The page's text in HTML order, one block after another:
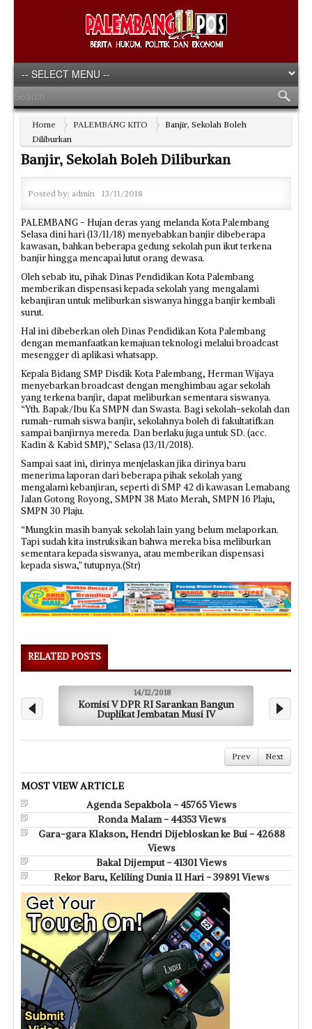
Home PALEMBANG KITO
Banjir, Sekolah Boleh
Diliburkan
Banjir, Sekolah Boleh Diliburkan
Posted by: admin 13/11/2018
PALEMBANG - Hujan deras yang melanda Kota Palembang
Selasa dini hari (13/11/18) menyebabkan banjir dibeberapa
kawasan, bahkan beberapa gedung sekolah pun ikut terkena
banjir hingga mencapai lutut orang dewasa.
Oleh sebab itu, pihak Dinas Pendidikan Kota Palembang
memberikan dispensasi kepada sekolah yang mengalami
kebanjiran untuk meliburkan siswanya hingga banjir kembali
surut.
Hal ini dibeberkan oleh Dinas Pendidikan Kota Palembang
dengan memanfaatkan kemajuan teknologi melalui broadcast
mesengger di aplikasi whatsapp.
Kepala Bidang SMP Disdik Kota Palembang, Herman Wijaya
menyebarkan broadcast dengan menghimbau agar sekolah
yang terkena banjir, dapat meliburkan sementara siswanya.
“Yth. Bapak/Ibu Ka SMPN dan Swasta. Bagi sekolah-sekolah dan
rumah-rumah siswa banjir, sekolahnya boleh di fakultatifkan
sampai banjirnya mereda. Dan berlaku juga untuk SD. (acc.
Kadin & Kabid SMP),” Selasa (13/11/2018).
Sampai saat ini, dirinya menjelaskan jika dirinya baru
menerima laporan dari beberapa pihak sekolah yang
mengalami kebanjiran, seperti di SMP 42 di kawasan Lemabang
Jalan Gotong Royong, SMPN 38 Mato Merah, SMPN 16 Plaju,
SMPN 30 Plaju.
“Mungkin masih banyak sekolah lain yang belum melaporkan.
Tapi sudah kita instruksikan bahwa mereka bisa meliburkan
sementara kepada siswanya, atau memberikan dispensasi
kepada siswa,” tutupnya.(Str)
RELATED POSTS
14/12/2018
Komisi V DPR RI Sarankan Bangun
Duplikat Jembatan Musi IV
Prev Next
MOST VIEW ARTICLE
Agenda Sepakbola - 45765 Views
Ronda Malam - 44353 Views
Gara-gara Klakson, Hendri Dijebloskan ke Bui - 42688
Views
Bakal Dijemput - 41301 Views
Rekor Baru, Keliling Dunia 11 Hari - 39891 Views